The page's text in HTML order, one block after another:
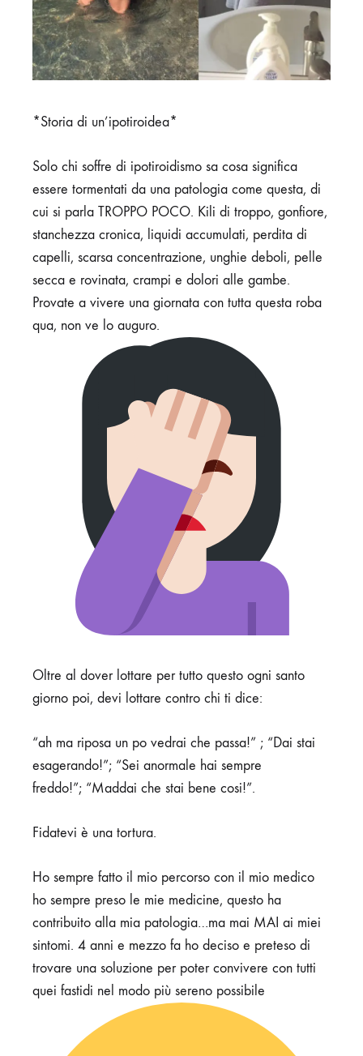
*Storia di un’ipotiroidea*
Solo chi soffre di ipotiroidismo sa cosa significa
essere tormentati da una patologia come questa, di
cui si parla TROPPO POCO. Kili di troppo, gonfiore,
stanchezza cronica, liquidi accumulati, perdita di
capelli, scarsa concentrazione, unghie deboli, pelle
secca e rovinata, crampi e dolori alle gambe.
Provate a vivere una giornata con tutta questa roba
qua, non ve lo auguro.
Oltre al dover lottare per tutto questo ogni santo
giorno poi, devi lottare contro chi ti dice:
“ah ma riposa un po vedrai che passa!” ; “Dai stai
esagerando!”; “Sei anormale hai sempre
freddo!”; “Maddai che stai bene cosi!”.
Fidatevi è una tortura.
Ho sempre fatto il mio percorso con il mio medico
ho sempre preso le mie medicine, questo ha
contribuito alla mia patologia…ma mai MAI ai miei
sintomi. 4 anni e mezzo fa ho deciso e preteso di
trovare una soluzione per poter convivere con tutti
quei fastidi nel modo più sereno possibile